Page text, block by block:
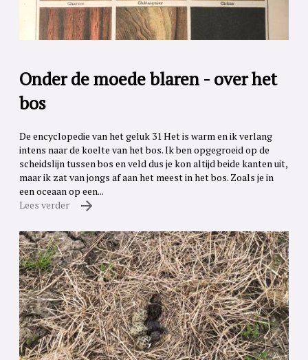
Onder de moede blaren - over het
bos
De encyclopedie van het geluk 31 Het is warm en ik verlang
intens naar de koelte van het bos. Ik ben opgegroeid op de
scheidslijn tussen bos en veld dus je kon altijd beide kanten uit,
maar ik zat van jongs af aan het meest in het bos. Zoals je in
een oceaan op een...
Lees verder